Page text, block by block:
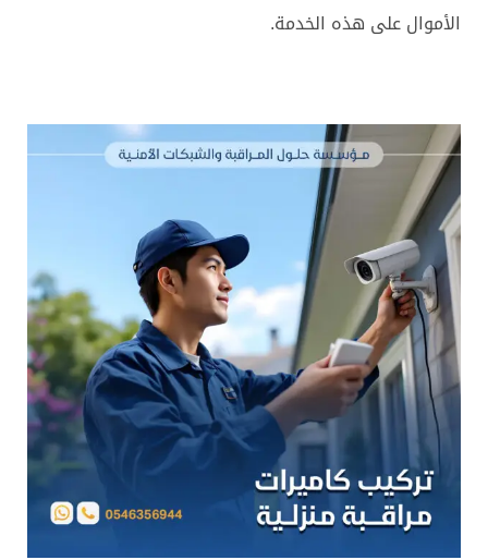
الأموال على هذه الخدمة.